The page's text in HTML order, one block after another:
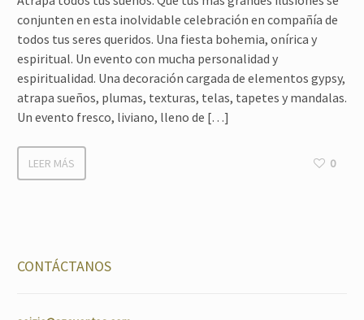
conjunten en esta inolvidable celebración en compañía de
todos tus seres queridos. Una fiesta bohemia, onírica y
espiritual. Un evento con mucha personalidad y
espiritualidad. Una decoración cargada de elementos gypsy,
atrapa sueños, plumas, texturas, telas, tapetes y mandalas.
Un evento fresco, liviano, lleno de […]
LEER MÁS 0
CONTÁCTANOS